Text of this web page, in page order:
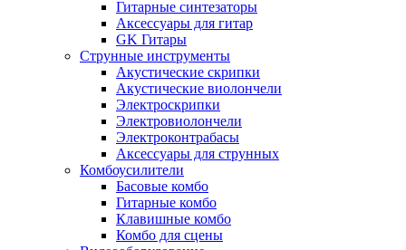
Гитарные синтезаторы
Аксессуары для гитар
GK Гитары
Струнные инструменты
Акустические скрипки
Акустические виолончели
Электроскрипки
Электровиолончели
Электроконтрабасы
Аксессуары для струнных
Комбоусилители
Басовые комбо
Гитарные комбо
Клавишные комбо
Комбо для сцены